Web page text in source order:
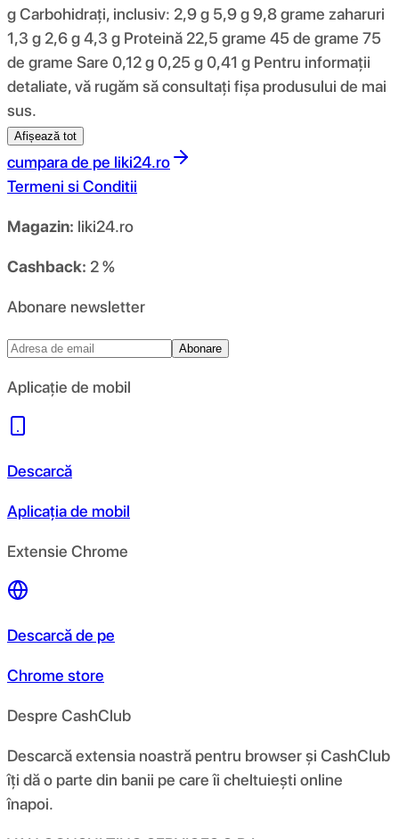
g Carbohidrați, inclusiv: 2,9 g 5,9 g 9,8 grame zaharuri
1,3 g 2,6 g 4,3 g Proteină 22,5 grame 45 de grame 75
de grame Sare 0,12 g 0,25 g 0,41 g Pentru informații
detaliate, vă rugăm să consultați fișa produsului de mai
sus.
Afișează tot
cumpara de pe liki24.ro
Termeni si Conditii
Magazin: liki24.ro
Cashback: 2 %
Abonare newsletter
Abonare
Aplicație de mobil
Descarcă
Aplicația de mobil
Extensie Chrome
Descarcă de pe
Chrome store
Despre CashClub
Descarcă extensia noastră pentru browser și CashClub
îți dă o parte din banii pe care îi cheltuiești online
înapoi.